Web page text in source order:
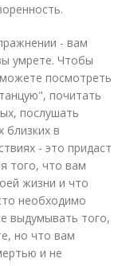
- вам
умрете. Чтобы
посмотреть
почитать
послушать
близких в
- это придаст
того, что вам
жизни и что
необходимо
выдумывать того,
но что вам
и не